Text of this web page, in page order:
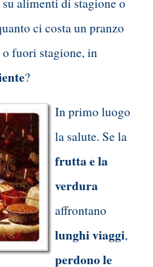
alimenti di stagione o
ci costa un pranzo
fuori stagione, in
?
In primo luogo
la salute. Se la
frutta e la
verdura
affrontano
lunghi viaggi,
perdono le